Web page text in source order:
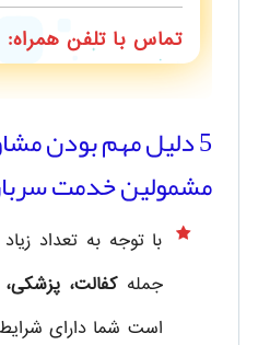
تماس با تلفن همراه:
5 دلیل مهم بودن
مشمولین خدمت
با توجه به تعداد
جملهکفالت،
است شما دارای